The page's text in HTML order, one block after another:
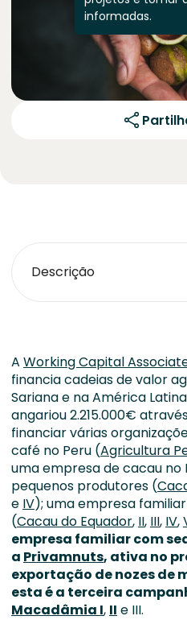
informadas.
Descrição
A Working Capital
financia cadeias de valor
Sariana e na América
angariou 2.215.000€
financiar várias
café no Peru (Agricultura
uma empresa de cacau no
pequenos produtores (
e IV); uma empresa
(Cacau do Equador, II, III, IV,
empresa familiar com
a Privamnuts, ativa no
exportação de nozes de
esta é a terceira
Macadâmia I, II e III.